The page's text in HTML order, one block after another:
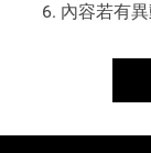
內容若有